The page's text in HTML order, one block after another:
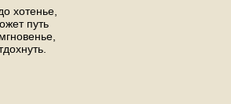
хотенье,
путь